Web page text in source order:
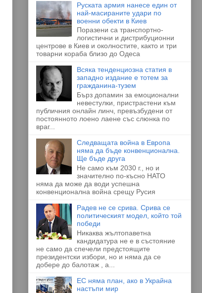
Руската армия нанесе един от
най-масираните удари по
военни обекти в Киев
Поразени са транспортно-
логистични и дистрибуционни
центрове в Киев и околностите, както и три
товарни кораба близо до Одеса
Всяка тенденциозна статия в
западно издание е тотем за
гражданина-тузем
Бърз допамин за емоционални
невестулки, пристрастени към
публичния онлайн линч, превъзбудени от
постоянното лоено лаене със слюнка по
враг...
Следващата война в Европа
няма да бъде конвенционална.
Ще бъде друга
Не само към 2030 г., но и
значително по-късно НАТО
няма да може да води успешна
конвенционална война срещу Русия
Радев не се срива. Срива се
политическият модел, който той
победи
Никаква жълтопаветна
кандидатура не е в състояние
не само да спечели предстоящите
президентски избори, но и няма да се
добере до балотаж , а...
ЕС няма план, ако в Украйна
настъпи мир